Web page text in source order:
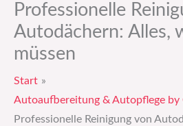
Professionelle
Autodächern: Alles,
müssen
Start
Autoaufbereitung & Autopflege by
Professionelle Reinigung von